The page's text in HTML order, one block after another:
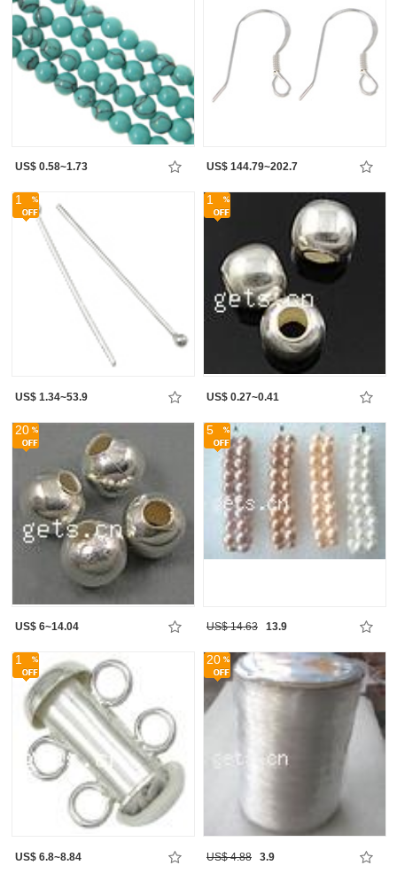
US$ 0.58~1.73 US$ 144.79~202.7
1
US$ 1.34~53.9
1
US$ 0.27~0.41
20
US$ 6~14.04
5
US$ 14.63 13.9
1
US$ 6.8~8.84
20
US$ 4.88 3.9